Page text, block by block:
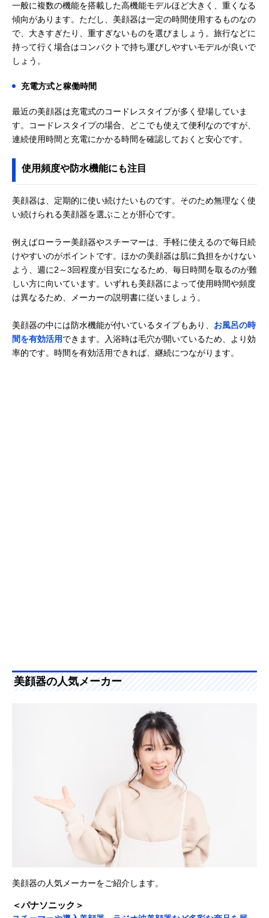
一般に複数の機能を搭載した高機能モデルほど大きく、重くなる
傾向があります。ただし、美顔器は一定の時間使用するものなの
で、大きすぎたり、重すぎないものを選びましょう。旅行などに
持って行く場合はコンパクトで持ち運びしやすいモデルが良いで
しょう。
充電方式と稼働時間
最近の美顔器は充電式のコードレスタイプが多く登場していま
す。コードレスタイプの場合、どこでも使えて便利なのですが、
連続使用時間と充電にかかる時間を確認しておくと安心です。
使用頻度や防水機能にも注目
美顔器は、定期的に使い続けたいものです。そのため無理なく使
い続けられる美顔器を選ぶことが肝心です。
例えばローラー美顔器やスチーマーは、手軽に使えるので毎日続
けやすいのがポイントです。ほかの美顔器は肌に負担をかけない
よう、週に2～3回程度が目安になるため、毎日時間を取るのが難
しい方に向いています。いずれも美顔器によって使用時間や頻度
は異なるため、メーカーの説明書に従いましょう。
美顔器の中には防水機能が付いているタイプもあり、 お風呂の時
間を有効活用できます。入浴時は毛穴が開いているため、より効
率的です。時間を有効活用できれば、継続につながります。
美顔器の人気メーカー
美顔器の人気メーカーをご紹介します。
＜パナソニック＞